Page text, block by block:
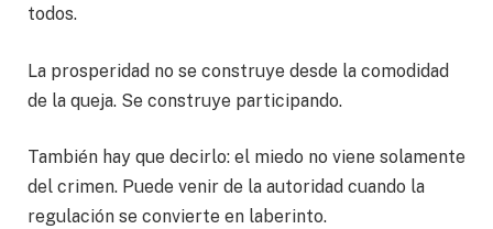
todos.
La prosperidad no se construye desde la comodidad
de la queja. Se construye participando.
También hay que decirlo: el miedo no viene solamente
del crimen. Puede venir de la autoridad cuando la
regulación se convierte en laberinto.